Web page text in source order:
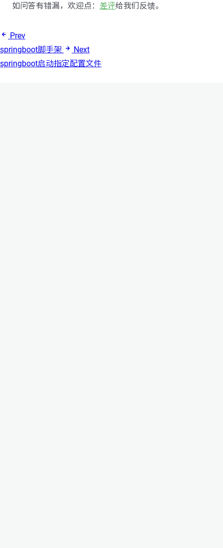
如问答有错漏，欢迎点： 差评给我们反馈。
Prev
springboot脚手架
Next
springboot启动指定配置文件